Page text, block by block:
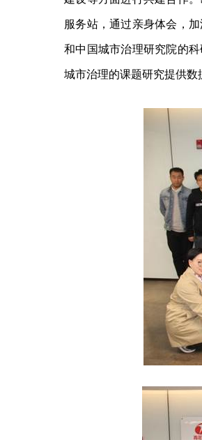
服务站，通过亲身体会，
和中国城市治理研究院的
城市治理的课题研究提供数